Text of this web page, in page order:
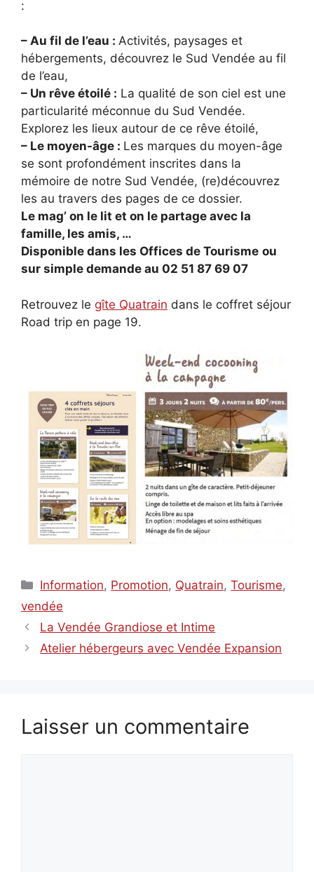
:
– Au fil de l’eau : Activités, paysages et
hébergements, découvrez le Sud Vendée au fil
de l’eau,
– Un rêve étoilé : La qualité de son ciel est une
particularité méconnue du Sud Vendée.
Explorez les lieux autour de ce rêve étoilé,
– Le moyen-âge : Les marques du moyen-âge
se sont profondément inscrites dans la
mémoire de notre Sud Vendée, (re)découvrez
les au travers des pages de ce dossier.
Le mag’ on le lit et on le partage avec la
famille, les amis, …
Disponible dans les Offices de Tourisme ou
sur simple demande au 02 51 87 69 07
Retrouvez le gîte Quatrain dans le coffret séjour
Road trip en page 19.
Catégories
Information, Promotion, Quatrain,Tourisme,
vendée
La Vendée Grandiose et Intime
Atelier hébergeurs avec Vendée Expansion
Laisser un commentaire